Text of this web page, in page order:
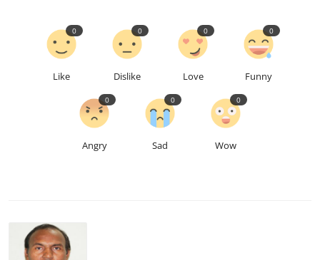
Like
0
Dislike
0
Love
0
Funny
0
Angry
0
Sad
0
Wow
0